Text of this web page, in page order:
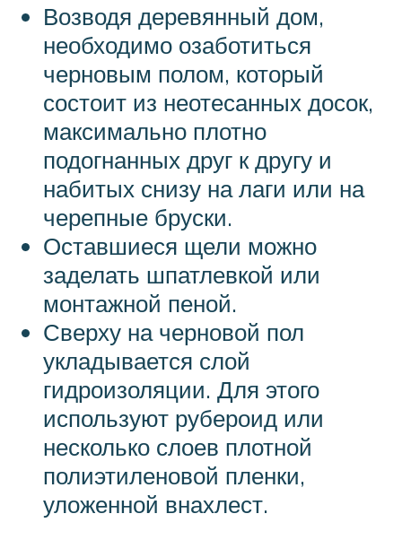
Возводя деревянный дом,
необходимо озаботиться
черновым полом, который
состоит из неотесанных досок,
максимально плотно
подогнанных друг к другу и
набитых снизу на лаги или на
черепные бруски.
Оставшиеся щели можно
заделать шпатлевкой или
монтажной пеной.
Сверху на черновой пол
укладывается слой
гидроизоляции. Для этого
используют рубероид или
несколько слоев плотной
полиэтиленовой пленки,
уложенной внахлест.